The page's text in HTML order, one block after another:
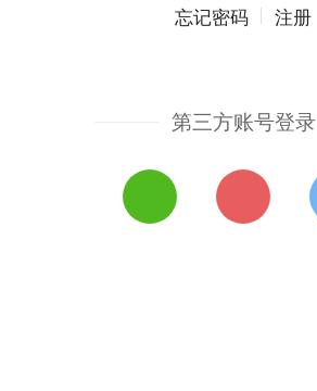
忘记密码 注册
第三方账号登录